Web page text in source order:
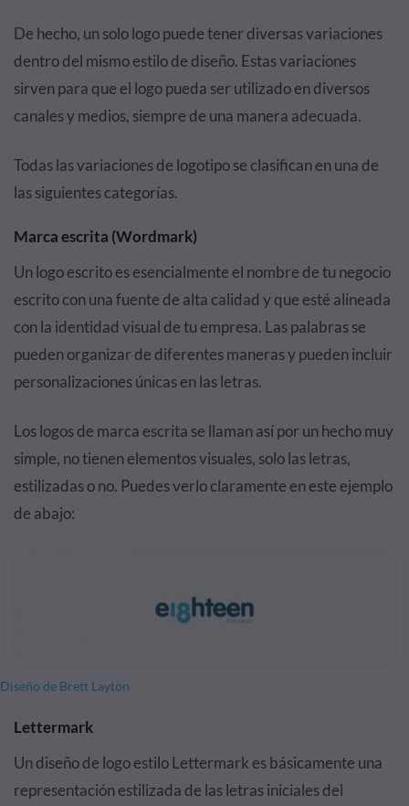
De hecho, un solo logo puede tener diversas variaciones
dentro del mismo estilo de diseño. Estas variaciones
sirven para que el logo pueda ser utilizado en diversos
canales y medios, siempre de una manera adecuada.
Todas las variaciones de logotipo se clasifican en una de
las siguientes categorías.
Marca escrita (Wordmark)
Un logo escrito es esencialmente el nombre de tu negocio
escrito con una fuente de alta calidad y que esté alineada
con la identidad visual de tu empresa. Las palabras se
pueden organizar de diferentes maneras y pueden incluir
personalizaciones únicas en las letras.
Los logos de marca escrita se llaman así por un hecho muy
simple, no tienen elementos visuales, solo las letras,
estilizadas o no. Puedes verlo claramente en este ejemplo
de abajo:
Diseño de Brett Layton
Lettermark
Un diseño de logo estilo Lettermark es básicamente una
representación estilizada de las letras iniciales del